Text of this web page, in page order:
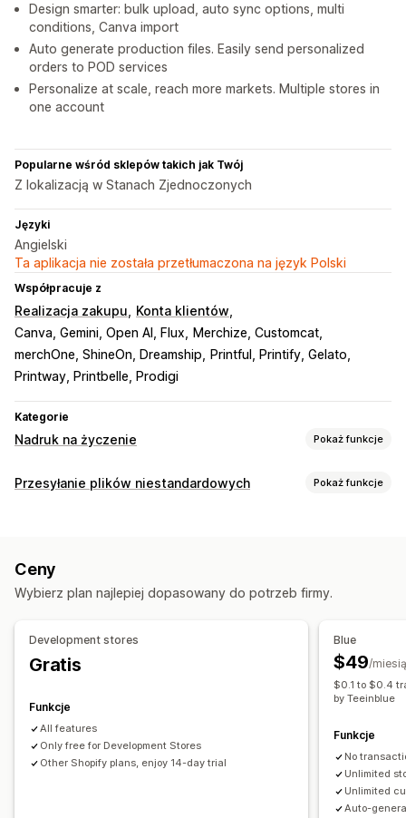
Design smarter: bulk upload, auto sync options, multi
conditions, Canva import
Auto generate production files. Easily send personalized
orders to POD services
Personalize at scale, reach more markets. Multiple stores in
one account
Popularne wśród sklepów takich jak Twój
Z lokalizacją w Stanach Zjednoczonych
Języki
Angielski
Ta aplikacja nie została przetłumaczona na język Polski
Współpracuje z
Realizacja zakupu
Konta klientów
Canva, Gemini, Open AI, Flux
Merchize, Customcat
merchOne, ShineOn, Dreamship
Printful, Printify, Gelato
Printway, Printbelle, Prodigi
Kategorie
Nadruk na życzenie Pokaż funkcje
Personalizacja produktów
Produkty
Fullprint
Torebki Koce Haft Kapelusze
Wyroby grawerowane laserowo
Produkty dla zwierząt
Przesyłka zbiorcza
Realizacja na całym świecie
Śledzenie w czasie rzeczywistym
Śledzenie zamówień
Przesyłanie plików niestandardowych Pokaż funkcje
Zarządzanie plikami
Pola niestandardowe
Ceny
Wybierz plan najlepiej dopasowany do potrzeb firmy.
Development stores
Gratis
Funkcje
All features
Only free for Development Stores
Other Shopify plans, enjoy 14-day trial
Blue
$49/
$0.1 to $0.4
by Teeinblue
Funkcje
No
Unlimited
Unlimited
Auto-